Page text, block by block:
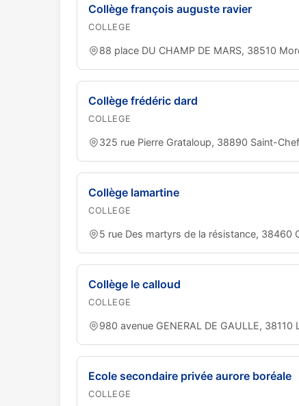
Collège françois auguste ravier
COLLEGE
88 place DU CHAMP DE MARS, 38510
Collège frédéric dard
COLLEGE
325 rue Pierre Grataloup, 38890 Saint-Chef
Collège lamartine
COLLEGE
5 rue Des martyrs de la résistance, 38460
Collège le calloud
COLLEGE
980 avenue GENERAL DE GAULLE, 38110
Ecole secondaire privée aurore boréale
COLLEGE